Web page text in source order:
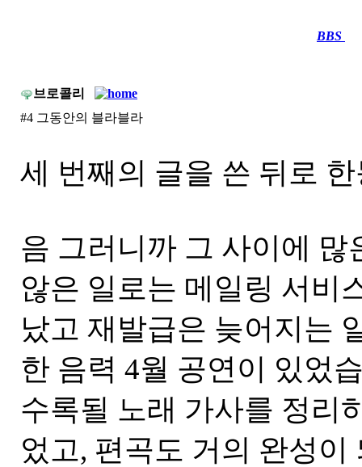
BBS
브로콜리
#4 그동안의 블라블라
세 번째의 글을 쓴 뒤로
음 그러니까 그 사이에
않은 일로는 메일링 서비
났고 재발급은 늦어지는
한 음력 4월 공연이 있었
수록될 노래 가사를 정리
었고, 편곡도 거의 완성